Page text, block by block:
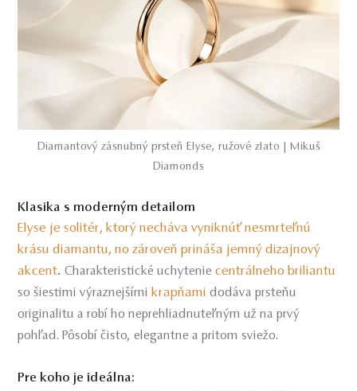
Diamantový zásnubný prsteň Elyse, ružové zlato | Mikuš
Diamonds
Klasika s moderným detailom
Elyse je solitér, ktorý necháva vyniknúť nesmrteľnú
krásu diamantu, no zároveň prináša jemný dizajnový
akcent. Charakteristické uchyteniecentrálneho briliantu
so šiestimi výraznejšími krapňami dodáva prsteňu
originalitu a robí ho neprehliadnuteľným už na prvý
pohľad. Pôsobí čisto, elegantne a pritom sviežo.
Pre koho je ideálna: